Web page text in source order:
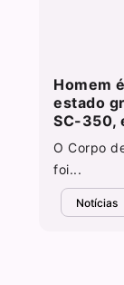
Homem
estado
SC-350,
O Corpo
foi...
Notícias